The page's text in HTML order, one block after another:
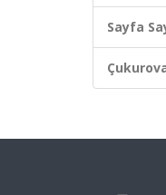
Sayfa